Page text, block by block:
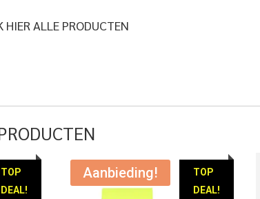
HIER ALLE PRODUCTEN
TOP
DEAL!
TOP
DEAL!
Aanbieding!